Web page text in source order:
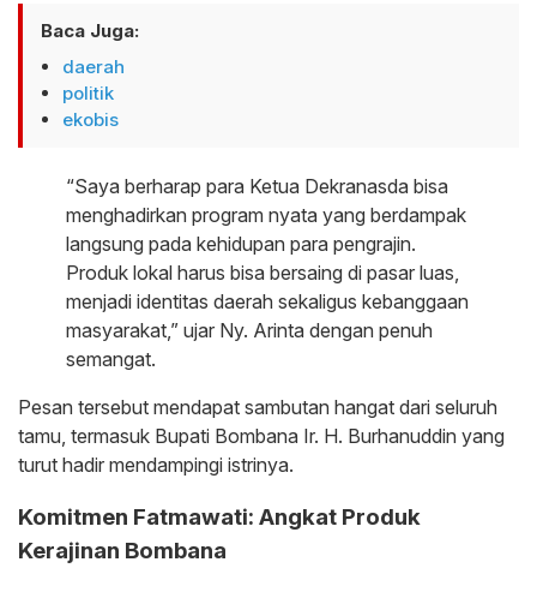
Baca Juga:
daerah
politik
ekobis
“Saya berharap para Ketua Dekranasda bisa
menghadirkan program nyata yang berdampak
langsung pada kehidupan para pengrajin.
Produk lokal harus bisa bersaing di pasar luas,
menjadi identitas daerah sekaligus kebanggaan
masyarakat,” ujar Ny. Arinta dengan penuh
semangat.
Pesan tersebut mendapat sambutan hangat dari seluruh
tamu, termasuk Bupati Bombana Ir. H. Burhanuddin yang
turut hadir mendampingi istrinya.
Komitmen Fatmawati: Angkat Produk
Kerajinan Bombana